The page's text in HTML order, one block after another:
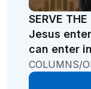
SERVE
Jesus
can enter
COLUMNS/